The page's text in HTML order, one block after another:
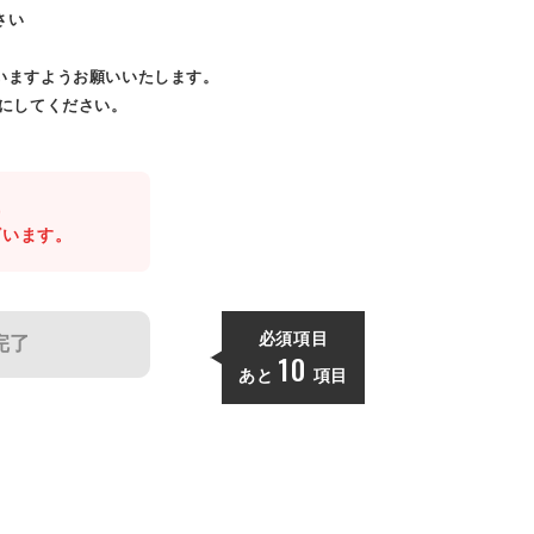
い
すようお願いいたします。
してください。
ます。
了 必須項目
あと 10 項目